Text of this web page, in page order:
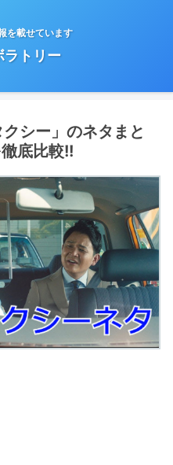
を載せています
ラトリー
シー」のネタまと
底比較!!